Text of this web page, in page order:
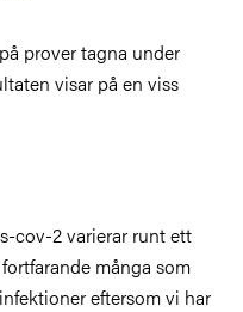
prover tagna under
visar på en viss
cov-2 varierar runt ett
många som
eftersom vi har